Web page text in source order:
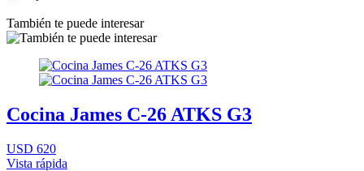
También te puede interesar
Cocina James C-26 ATKS G3
USD 620
Vista rápida